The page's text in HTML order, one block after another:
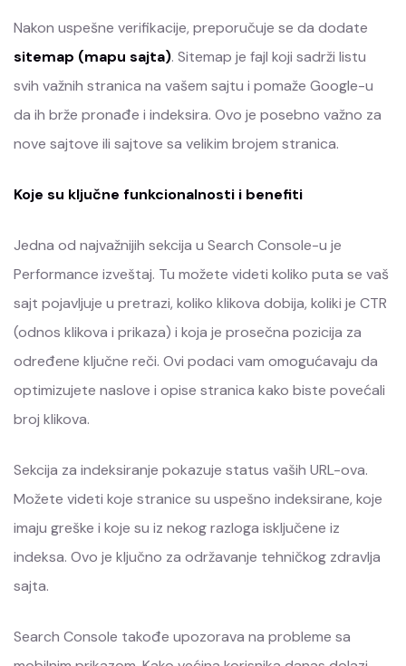
Nakon uspešne verifikacije, preporučuje se da dodate
sitemap (mapu sajta). Sitemap je fajl koji sadrži listu
svih važnih stranica na vašem sajtu i pomaže Google-u
da ih brže pronađe i indeksira. Ovo je posebno važno za
nove sajtove ili sajtove sa velikim brojem stranica.
Koje su ključne funkcionalnosti i benefiti
Jedna od najvažnijih sekcija u Search Console-u je
Performance izveštaj. Tu možete videti koliko puta se vaš
sajt pojavljuje u pretrazi, koliko klikova dobija, koliki je CTR
(odnos klikova i prikaza) i koja je prosečna pozicija za
određene ključne reči. Ovi podaci vam omogućavaju da
optimizujete naslove i opise stranica kako biste povećali
broj klikova.
Sekcija za indeksiranje pokazuje status vaših URL-ova.
Možete videti koje stranice su uspešno indeksirane, koje
imaju greške i koje su iz nekog razloga isključene iz
indeksa. Ovo je ključno za održavanje tehničkog zdravlja
sajta.
Search Console takođe upozorava na probleme sa